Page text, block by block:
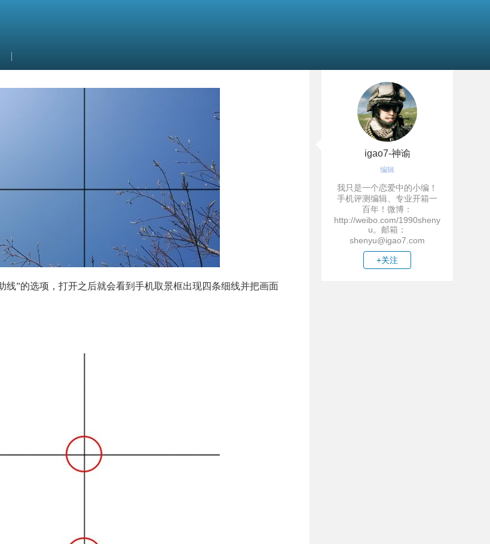
线”的选项，打开之后就会看到手机取景框出现四条细线并把画面
igao7-神谕
编辑
我只是一个恋爱中的小编！
手机评测编辑、专业开箱一
百年！微博：
http://weibo.com/1990sheny
u。邮箱：
shenyu@igao7.com
+关注